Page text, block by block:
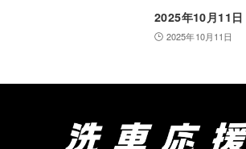
2025年10月11日
2025年10月11日